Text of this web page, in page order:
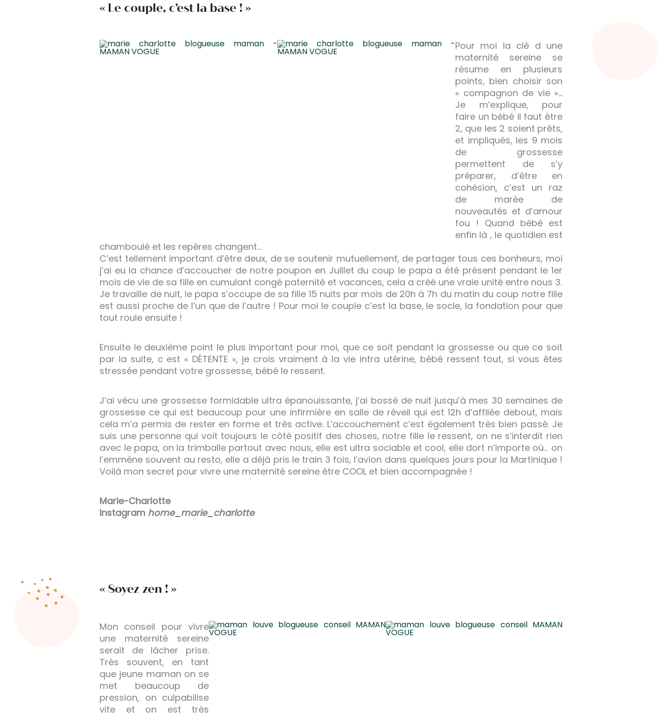
« Le couple, c’est la base ! »
Pour moi la clé d une
maternité sereine se
résume en plusieurs
points, bien choisir son
« compagnon de vie »…
Je m’explique, pour
faire un bébé il faut être
2, que les 2 soient prêts,
et impliqués, les 9 mois
de grossesse
permettent de s’y
préparer, d’être en
cohésion, c’est un raz
de marée de
nouveautés et d’amour
fou ! Quand bébé est
enfin là , le quotidien est
chamboulé et les repères changent…
C’est tellement important d’être deux, de se soutenir mutuellement, de partager tous ces bonheurs, moi
j’ai eu la chance d’accoucher de notre poupon en Juillet du coup le papa a été présent pendant le 1er
mois de vie de sa fille en cumulant congé paternité et vacances, cela a créé une vraie unité entre nous 3.
Je travaille de nuit, le papa s’occupe de sa fille 15 nuits par mois de 20h à 7h du matin du coup notre fille
est aussi proche de l’un que de l’autre ! Pour moi le couple c’est la base, le socle, la fondation pour que
tout roule ensuite !
Ensuite le deuxième point le plus important pour moi, que ce soit pendant la grossesse ou que ce soit
par la suite, c est « DÉTENTE », je crois vraiment à la vie intra utérine, bébé ressent tout, si vous êtes
stressée pendant votre grossesse, bébé le ressent.
J’ai vécu une grossesse formidable ultra épanouissante, j’ai bossé de nuit jusqu’à mes 30 semaines de
grossesse ce qui est beaucoup pour une infirmière en salle de réveil qui est 12h d’affilée debout, mais
cela m’a permis de rester en forme et très active. L’accouchement c’est également très bien passé. Je
suis une personne qui voit toujours le côté positif des choses, notre fille le ressent, on ne s’interdit rien
avec le papa, on la trimballe partout avec nous, elle est ultra sociable et cool, elle dort n’importe où… on
l’emmène souvent au resto, elle a déjà pris le train 3 fois, l’avion dans quelques jours pour la Martinique !
Voilà mon secret pour vivre une maternité sereine être COOL et bien accompagnée !
Marie-Charlotte
Instagram home_marie_charlotte
« Soyez zen ! »
Mon conseil pour vivre
une maternité sereine
serait de lâcher prise.
Très souvent, en tant
que jeune maman on se
met beaucoup de
pression, on culpabilise
vite et on est très